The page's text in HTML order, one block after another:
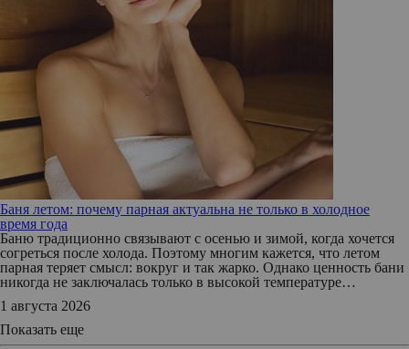
Баня летом: почему парная актуальна не только в холодное
время года
Баню традиционно связывают с осенью и зимой, когда хочется
согреться после холода. Поэтому многим кажется, что летом
парная теряет смысл: вокруг и так жарко. Однако ценность бани
никогда не заключалась только в высокой температуре…
1 августа 2026
Показать еще